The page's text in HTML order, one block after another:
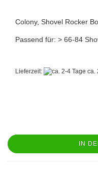
Colony, Shovel Rocker
Passend für: > 66-84
Lieferzeit: ca.
IN